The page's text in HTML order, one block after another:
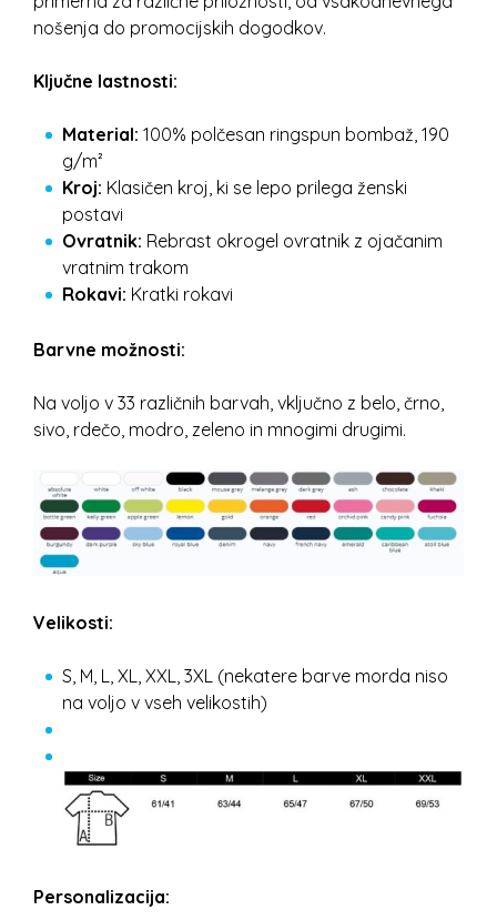
nošenja do promocijskih dogodkov.
Ključne lastnosti:
Material: 100% polčesan ringspun bombaž, 190
g/m²
Kroj: Klasičen kroj, ki se lepo prilega ženski
postavi
Ovratnik: Rebrast okrogel ovratnik z ojačanim
vratnim trakom
Rokavi: Kratki rokavi
Barvne možnosti:
Na voljo v 33 različnih barvah, vključno z belo, črno,
sivo, rdečo, modro, zeleno in mnogimi drugimi.
Velikosti:
S, M, L, XL, XXL, 3XL (nekatere barve morda niso
na voljo v vseh velikostih)
Personalizacija: